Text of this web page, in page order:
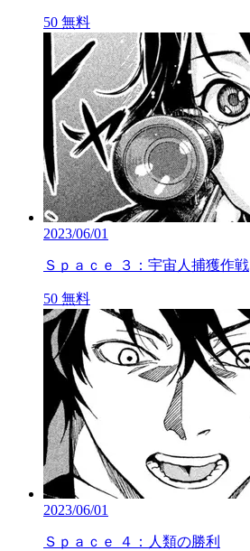
50 無料
2023/06/01
Ｓｐａｃｅ ３：宇宙人捕獲作戦
50 無料
2023/06/01
Ｓｐａｃｅ ４：人類の勝利